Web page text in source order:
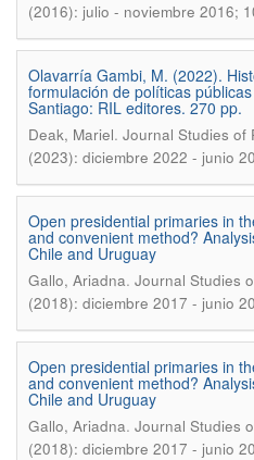
(2016): julio - noviembre 2016;
Olavarría Gambi, M. (2022).
formulación de políticas
Santiago: RIL editores. 270 pp.
Deak, Mariel. Journal Studies of
(2023): diciembre 2022 - junio
Open presidential primaries in
and convenient method?
Chile and Uruguay
Gallo, Ariadna. Journal Studies
(2018): diciembre 2017 - junio
Open presidential primaries in
and convenient method?
Chile and Uruguay
Gallo, Ariadna. Journal Studies
(2018): diciembre 2017 - junio